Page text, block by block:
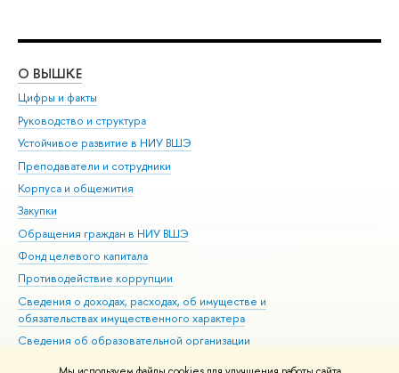
О ВЫШКЕ
Цифры и факты
Руководство и структура
Устойчивое развитие в НИУ ВШЭ
Преподаватели и сотрудники
Корпуса и общежития
Закупки
Обращения граждан в НИУ ВШЭ
Фонд целевого капитала
Противодействие коррупции
Сведения о доходах, расходах, об имуществе и
обязательствах имущественного характера
Сведения об образовательной организации
Людям с ограниченными возможностями здоровья